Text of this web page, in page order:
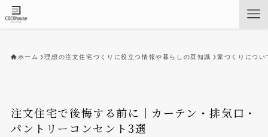
ホーム 理想の注文住宅づくりに役立つ情報や暮らしの豆知識 家づくりについ
注文住宅で後悔する前に｜カーテン・排気口・
パントリーコンセント3選